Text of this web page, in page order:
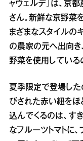
ャヴェルデ』は、京
さん。新鮮な京野菜
まざまなスタイルの
の農家の元へ出向き
野菜を使用している
夏季限定で登場した
びされた赤い紐をほ
込んでくるのは、す
なフルーツトマトに